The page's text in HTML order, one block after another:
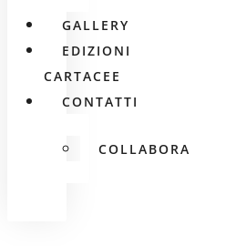
GALLERY
EDIZIONI
CARTACEE
CONTATTI
COLLABORA